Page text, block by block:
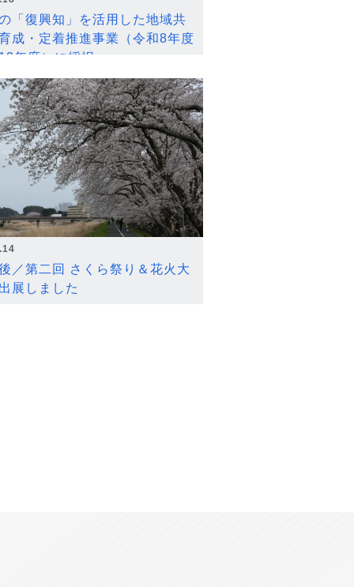
「復興知」を活用した地域共
成・定着推進事業（令和8年度
年度）に採択
／第二回 さくら祭り＆花火大
展しました